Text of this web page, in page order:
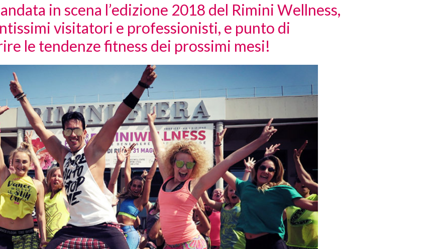
in scena l’edizione 2018 del Rimini Wellness,
visitatori e professionisti, e punto di
le tendenze fitness dei prossimi mesi!